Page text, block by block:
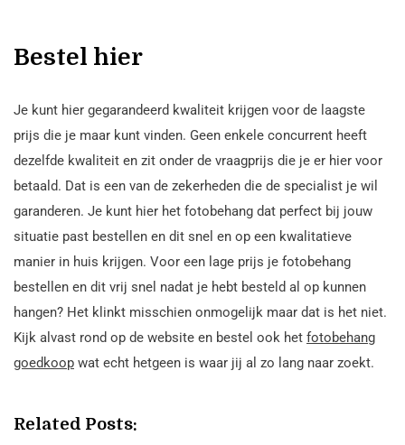
Bestel hier
Je kunt hier gegarandeerd kwaliteit krijgen voor de laagste
prijs die je maar kunt vinden. Geen enkele concurrent heeft
dezelfde kwaliteit en zit onder de vraagprijs die je er hier voor
betaald. Dat is een van de zekerheden die de specialist je wil
garanderen. Je kunt hier het fotobehang dat perfect bij jouw
situatie past bestellen en dit snel en op een kwalitatieve
manier in huis krijgen. Voor een lage prijs je fotobehang
bestellen en dit vrij snel nadat je hebt besteld al op kunnen
hangen? Het klinkt misschien onmogelijk maar dat is het niet.
Kijk alvast rond op de website en bestel ook het fotobehang
goedkoop wat echt hetgeen is waar jij al zo lang naar zoekt.
Related Posts: